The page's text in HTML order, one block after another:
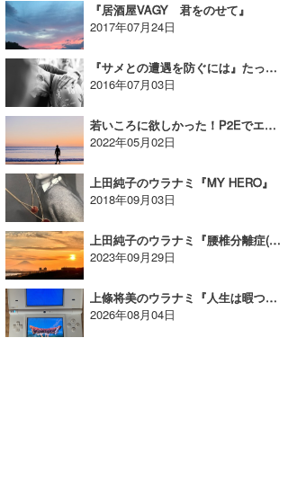
『居酒屋VAGY 君をのせて』
2017年07月24日
『サメとの遭遇を防ぐには』たっちーのウラナミ
2016年07月03日
若いころに欲しかった！P2Eでエンドレスサマーできたじゃん｜MINのウラナミVol.358
2022年05月02日
上田純子のウラナミ『MY HERO』
2018年09月03日
上田純子のウラナミ『腰椎分離症(疲労骨折)』
2023年09月29日
上條将美のウラナミ『人生は暇つぶし？！』
2026年08月04日